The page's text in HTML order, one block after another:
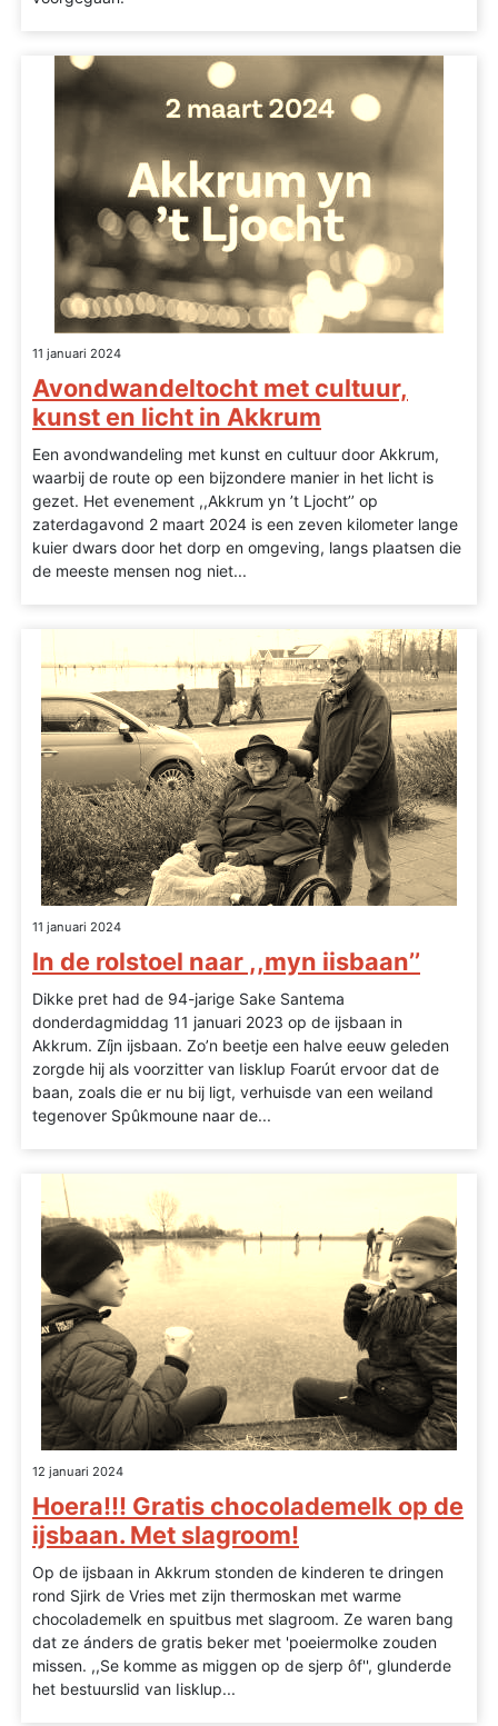
11 januari 2024
Avondwandeltocht met cultuur,
kunst en licht in Akkrum
Een avondwandeling met kunst en cultuur door Akkrum,
waarbij de route op een bijzondere manier in het licht is
gezet. Het evenement ,,Akkrum yn ’t Ljocht’’ op
zaterdagavond 2 maart 2024 is een zeven kilometer lange
kuier dwars door het dorp en omgeving, langs plaatsen die
de meeste mensen nog niet...
11 januari 2024
In de rolstoel naar ,,myn iisbaan’’
Dikke pret had de 94-jarige Sake Santema
donderdagmiddag 11 januari 2023 op de ijsbaan in
Akkrum. Zíjn ijsbaan. Zo’n beetje een halve eeuw geleden
zorgde hij als voorzitter van Iisklup Foarút ervoor dat de
baan, zoals die er nu bij ligt, verhuisde van een weiland
tegenover Spûkmoune naar de...
12 januari 2024
Hoera!!! Gratis chocolademelk op de
ijsbaan. Met slagroom!
Op de ijsbaan in Akkrum stonden de kinderen te dringen
rond Sjirk de Vries met zijn thermoskan met warme
chocolademelk en spuitbus met slagroom. Ze waren bang
dat ze ánders de gratis beker met 'poeiermolke zouden
missen. ,,Se komme as miggen op de sjerp ôf'', glunderde
het bestuurslid van Iisklup...